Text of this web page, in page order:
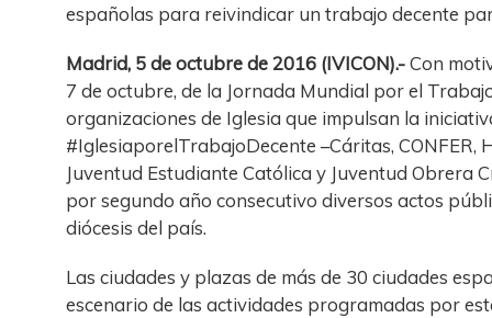
españolas para reivindicar un trabajo decente
Madrid, 5 de octubre de 2016 (IVICON).-Con
7 de octubre, de la Jornada Mundial por el
organizaciones de Iglesia que impulsan la
#IglesiaporelTrabajoDecente –Cáritas, CONFER,
Juventud Estudiante Católica y Juventud Obrera
por segundo año consecutivo diversos actos
diócesis del país.
Las ciudades y plazas de más de 30 ciudades
escenario de las actividades programadas por